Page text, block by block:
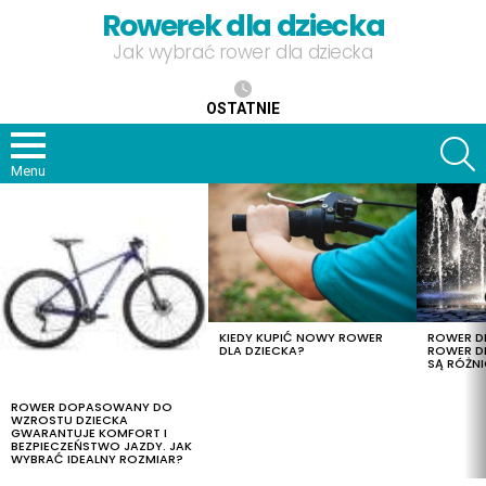
Rowerek dla dziecka
Jak wybrać rower dla dziecka
OSTATNIE
Menu
ROWER DOPASOWANY DO
WZROSTU DZIECKA
GWARANTUJE KOMFORT I
BEZPIECZEŃSTWO JAZDY. JAK
WYBRAĆ IDEALNY ROZMIAR?
KIEDY KUPIĆ NOWY ROWER
DLA DZIECKA?
ROWER
ROWER
SĄ